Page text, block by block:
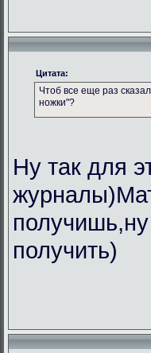
Цитата:
Чтоб все еще раз
ножки"?
Ну так для
получить)